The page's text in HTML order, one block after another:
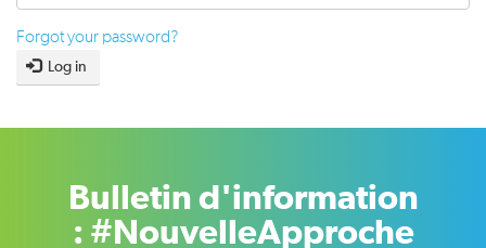
Forgot your password?
Log in
Bulletin d'information
: #NouvelleApproche